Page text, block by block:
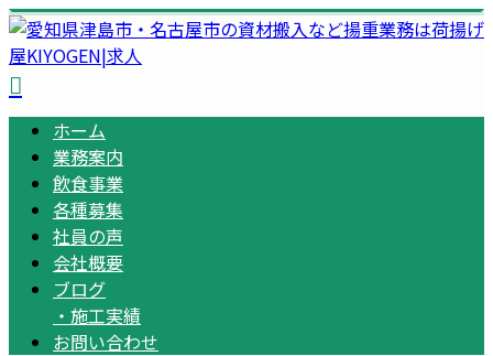
ホーム
業務案内
飲食事業
各種募集
社員の声
会社概要
ブログ
・ 施工実績
お問い合わせ